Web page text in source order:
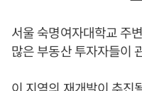
서울 숙명여자대학교 주
많은 부동산 투자자들이